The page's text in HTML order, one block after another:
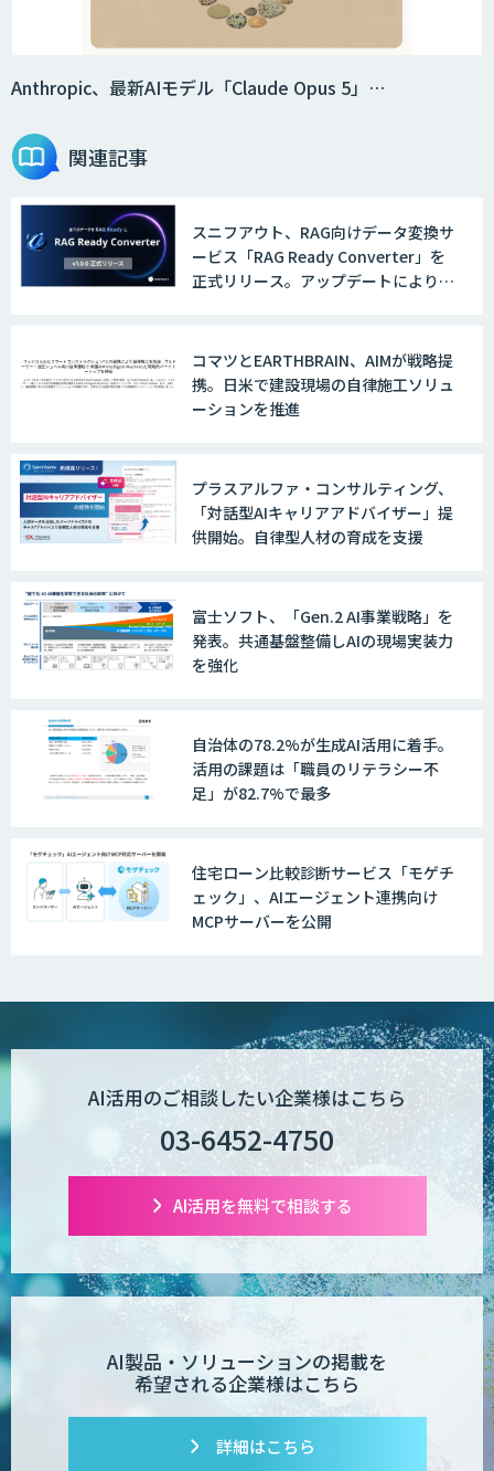
Anthropic、最新AIモデル「Claude Opus 5」…
関連記事
スニフアウト、RAG向けデータ変換サ
ービス「RAG Ready Converter」を
正式リリース。アップデートにより変
コマツとEARTHBRAIN、AIMが戦略提
携。日米で建設現場の自律施工ソリュ
ーションを推進
プラスアルファ・コンサルティング、
「対話型AIキャリアアドバイザー」提
供開始。自律型人材の育成を支援
富士ソフト、「Gen.2 AI事業戦略」を
発表。共通基盤整備しAIの現場実装力
を強化
自治体の78.2%が生成AI活用に着手。
活用の課題は「職員のリテラシー不
足」が82.7%で最多
住宅ローン比較診断サービス「モゲチ
ェック」、AIエージェント連携向け
MCPサーバーを公開
AI活用のご相談したい企業様はこちら
03-6452-4750
AI活用を無料で相談する
AI製品・ソリューションの掲載を
希望される企業様はこちら
詳細はこちら